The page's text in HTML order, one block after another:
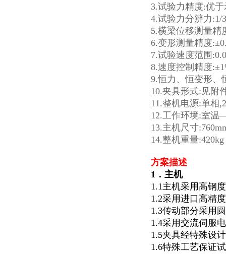
3.试验力精度:优
4.试验力分辨力:1/
5.横梁位移测量精
6.变形测量精度
7.试验速度范围
8.速度控制精度
9.恒力、恒变形、
10.夹具形式:见附
11.整机电源:单相
12.工作环境:室温
13.主机尺寸
14.整机重量:420kg
方案描述
1．主机
1.1主机采用高钢
1.2采用进口高精
1.3传动部分采用
1.4采用交流伺服
1.5夹具经特殊设
1.6特殊工艺保证